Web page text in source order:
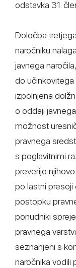
odstavka 31.
Določba
naročniku
javnega
do učinkovitega
izpolnjena
o oddaji
možnost
pravnega
s poglavitnimi
preverijo
po lastni presoji
postopku
ponudniki
pravnega
seznanjeni s
naročnika vodili